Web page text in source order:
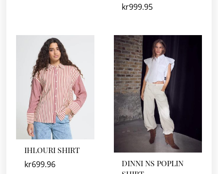
kr999.95
IHLOURI SHIRT
kr699.96
DINNI NS POPLIN